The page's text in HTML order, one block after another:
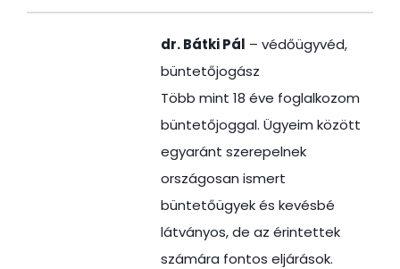
dr. Bátki Pál – védőügyvéd,
büntetőjogász
Több mint 18 éve foglalkozom
büntetőjoggal. Ügyeim között
egyaránt szerepelnek
országosan ismert
büntetőügyek és kevésbé
látványos, de az érintettek
számára fontos eljárások.